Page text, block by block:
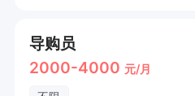
导购员
2000-4000 元/月